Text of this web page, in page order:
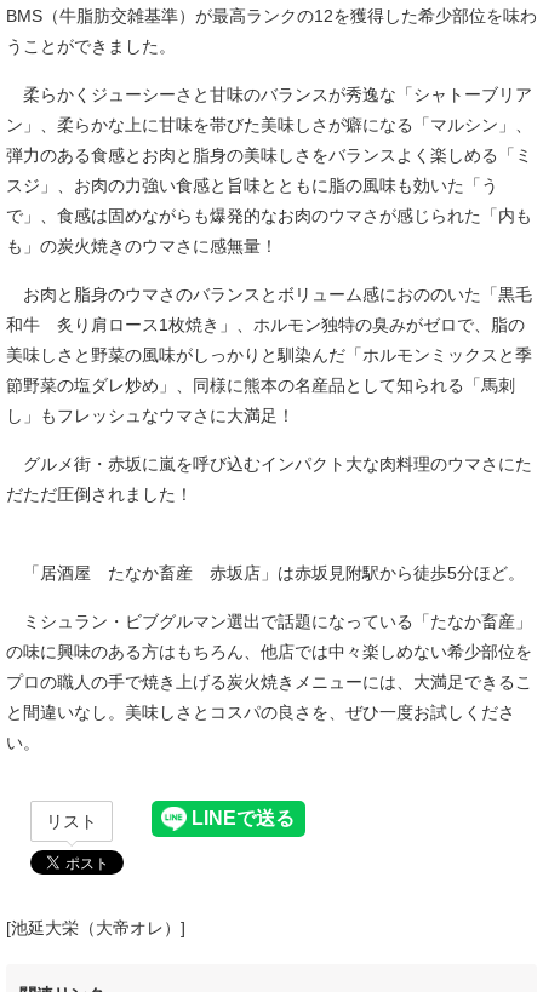
BMS（牛脂肪交雑基準）が最高ランクの12を獲得した希少部位を味わ
うことができました。
柔らかくジューシーさと甘味のバランスが秀逸な「シャトーブリア
ン」、柔らかな上に甘味を帯びた美味しさが癖になる「マルシン」、
弾力のある食感とお肉と脂身の美味しさをバランスよく楽しめる「ミ
スジ」、お肉の力強い食感と旨味とともに脂の風味も効いた「う
で」、食感は固めながらも爆発的なお肉のウマさが感じられた「内も
も」の炭火焼きのウマさに感無量！
お肉と脂身のウマさのバランスとボリューム感におののいた「黒毛
和牛 炙り肩ロース1枚焼き」、ホルモン独特の臭みがゼロで、脂の
美味しさと野菜の風味がしっかりと馴染んだ「ホルモンミックスと季
節野菜の塩ダレ炒め」、同様に熊本の名産品として知られる「馬刺
し」もフレッシュなウマさに大満足！
グルメ街・赤坂に嵐を呼び込むインパクト大な肉料理のウマさにた
だただ圧倒されました！
「居酒屋 たなか畜産 赤坂店」は赤坂見附駅から徒歩5分ほど。
ミシュラン・ビブグルマン選出で話題になっている「たなか畜産」
の味に興味のある方はもちろん、他店では中々楽しめない希少部位を
プロの職人の手で焼き上げる炭火焼きメニューには、大満足できるこ
と間違いなし。美味しさとコスパの良さを、ぜひ一度お試しくださ
い。
リスト
[池延大栄（大帝オレ）]